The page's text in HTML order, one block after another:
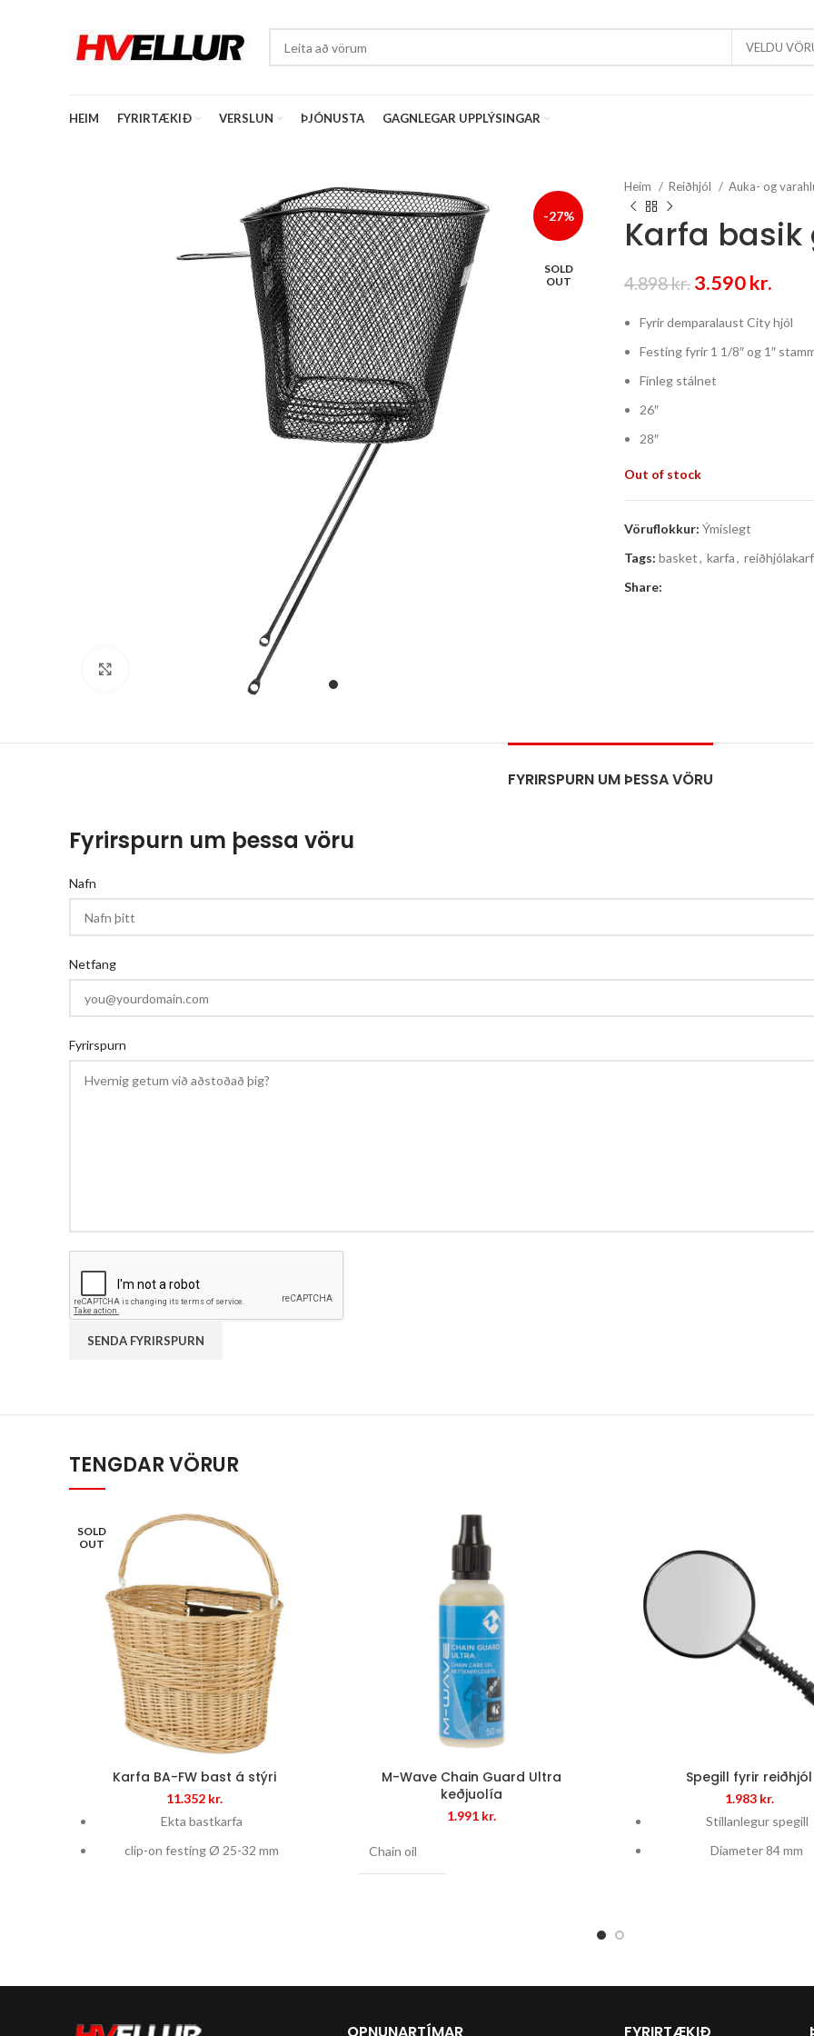
VELDU
HEIM FYRIRTÆKIÐ VERSLUN ÞJÓNUSTA GAGNLEGAR UPPLÝSINGAR
-27%
SOLD
OUT
Heim Reiðhjól Auka- og
Karfa
4.898kr. Original
was:
4.898 kr..
3.590kr.
is:
Fyrir demparalaust City hjól
Festing fyrir 1 1/8″ og 1″
Fínleg stálnet
26″
28″
Out of stock
Vöruflokkur: Ýmislegt
Tags: basket, karfa,
Share:
FYRIRSPURN UM ÞESSA VÖRU
Fyrirspurn um þessa vöru
Nafn
Netfang
Fyrirspurn
TENGDAR VÖRUR
SOLD
OUT
Karfa BA-FW bast á stýri
11.352 kr.
Ekta bastkarfa
clip-on festing Ø 25-32 mm
M-Wave Chain Guard Ultra
keðjuolía
1.991 kr.
Chain oil
Spegill fyrir reiðhjól
1.983 kr.
Stillanlegur spegill
Diameter 84 mm
OPNUNARTÍMAR FYRIRTÆKIÐ